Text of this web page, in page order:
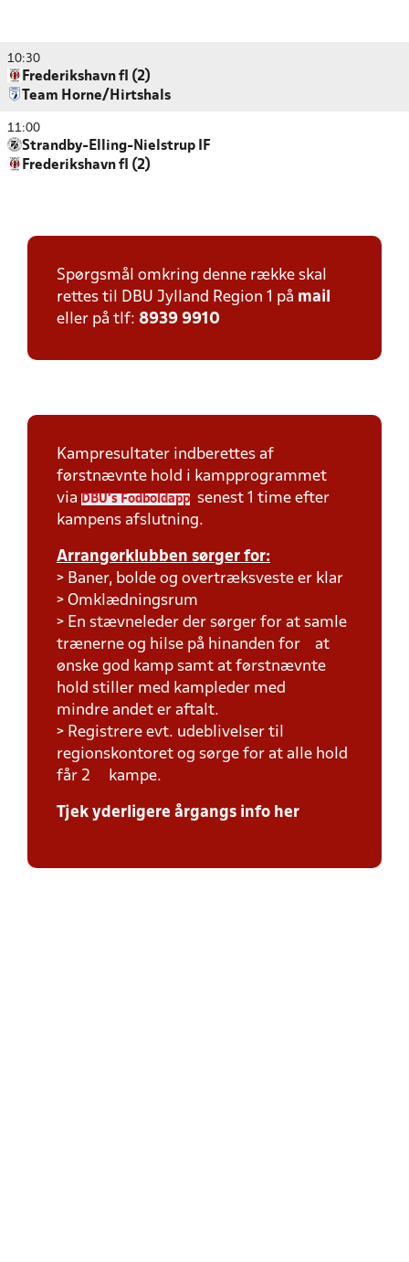
10:30
Frederikshavn fI (2)
Team Horne/Hirtshals
11:00
Strandby-Elling-Nielstrup IF
Frederikshavn fI (2)
Spørgsmål omkring denne række skal
rettes til DBU Jylland Region 1 på mail
eller på tlf: 8939 9910
Kampresultater indberettes af
førstnævnte hold i kampprogrammet
via
DBU's Fodboldapp
senest 1 time efter
kampens afslutning.
Arrangørklubben sørger for:
> Baner, bolde og overtræksveste er klar
> Omklædningsrum
> En stævneleder der sørger for at samle
trænerne og hilse på hinanden for at
ønske god kamp samt at førstnævnte
hold stiller med kampleder med
mindre andet er aftalt.
> Registrere evt. udeblivelser til
regionskontoret og sørge for at alle hold
får 2 kampe.
Tjek yderligere årgangs info her